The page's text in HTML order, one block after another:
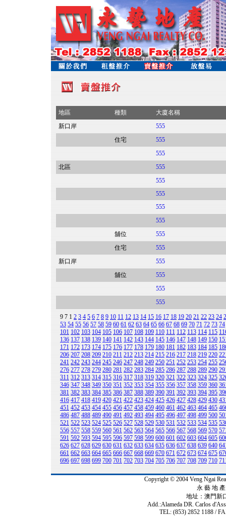
地區 種類
大廈名稱
新口岸
555
住宅
555
555
北區
555
555
555
555
555
舖位
555
住宅
555
新口岸
555
舖位
555
555
555
9 712 3 4 5 6 7 8 9 10 11 12 13 14 15 16 17 18 19 20 21 22 23 24
53 54 55 56 57 58 59 60 61 62 63 64 65 66 67 68 69 70 71 72 73 74
101 102 103 104 105 106 107 108 109 110 111 112 113 114 115
136 137 138 139 140 141 142 143 144 145 146 147 148 149 150
171 172 173 174 175 176 177 178 179 180 181 182 183 184 185
206 207 208 209 210 211 212 213 214 215 216 217 218 219 220
241 242 243 244 245 246 247 248 249 250 251 252 253 254 255
276 277 278 279 280 281 282 283 284 285 286 287 288 289 290
311 312 313 314 315 316 317 318 319 320 321 322 323 324 325
346 347 348 349 350 351 352 353 354 355 356 357 358 359 360
381 382 383 384 385 386 387 388 389 390 391 392 393 394 395
416 417 418 419 420 421 422 423 424 425 426 427 428 429 430
451 452 453 454 455 456 457 458 459 460 461 462 463 464 465
486 487 488 489 490 491 492 493 494 495 496 497 498 499 500
521 522 523 524 525 526 527 528 529 530 531 532 533 534 535
556 557 558 559 560 561 562 563 564 565 566 567 568 569 570
591 592 593 594 595 596 597 598 599 600 601 602 603 604 605
626 627 628 629 630 631 632 633 634 635 636 637 638 639 640
661 662 663 664 665 666 667 668 669 670 671 672 673 674 675
696 697 698 699 700 701 702 703 704 705 706 707 708 709 710
Copyright © 2004 Veng Ngai
永 藝 地
地址：澳門新
Add.:Alameda DR. Carlos
TEL: (853) 2852 1188 /